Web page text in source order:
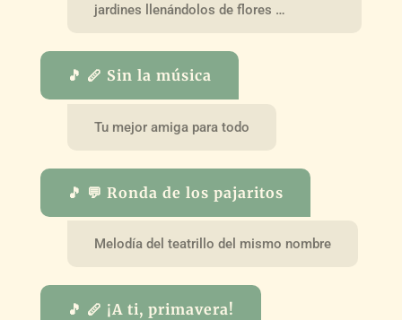
jardines llenándolos de flores …
🎵 🪈 Sin la música
Tu mejor amiga para todo
🎵 💬 Ronda de los pajaritos
Melodía del teatrillo del mismo nombre
🎵 🪈 ¡A ti, primavera!